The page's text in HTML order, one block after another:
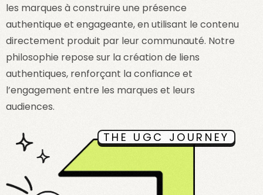
THE UGC JOURNEY
les marques à construire une présence
authentique et engageante, en utilisant le contenu
directement produit par leur communauté. Notre
philosophie repose sur la création de liens
authentiques, renforçant la confiance et
l’engagement entre les marques et leurs
audiences.